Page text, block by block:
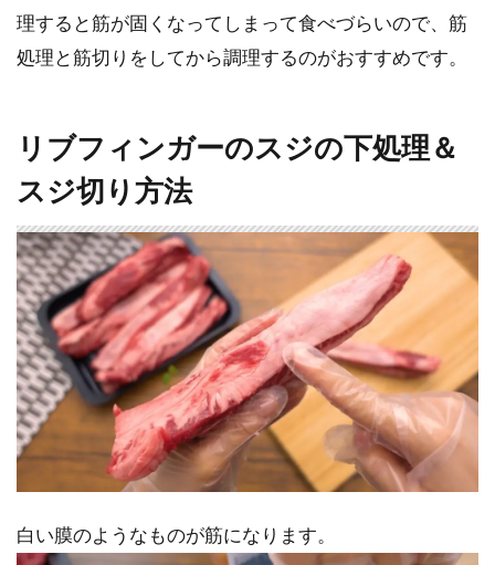
理すると筋が固くなってしまって食べづらいので、筋
処理と筋切りをしてから調理するのがおすすめです。
リブフィンガーのスジの下処理＆
スジ切り方法
白い膜のようなものが筋になります。